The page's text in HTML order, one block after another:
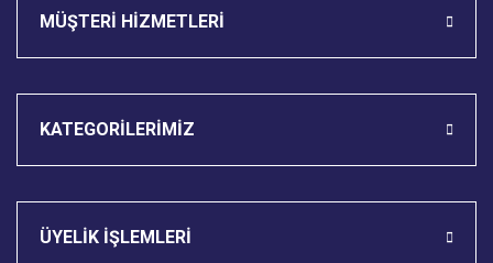
MÜŞTERİ HİZMETLERİ
KATEGORİLERİMİZ
ÜYELİK İŞLEMLERİ